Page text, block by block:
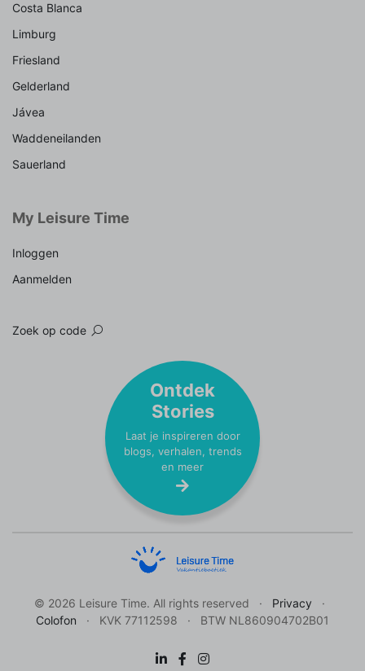
Costa Blanca
Limburg
Friesland
Gelderland
Jávea
Waddeneilanden
Sauerland
My Leisure Time
Inloggen
Aanmelden
Zoek op code
Ontdek
Stories
Laat je inspireren door
blogs, verhalen, trends
en meer
© 2026 Leisure Time. All rights reserved
Privacy
Colofon
KVK 77112598 BTW NL860904702B01